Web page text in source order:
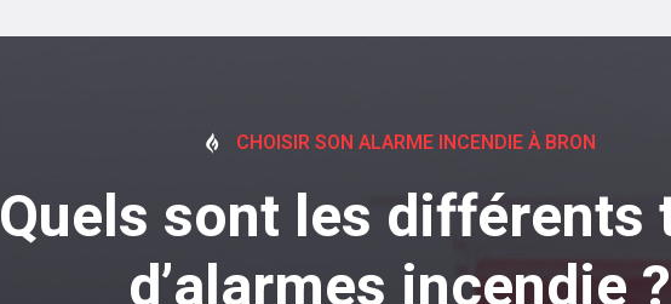
 CHOISIR SON ALARME INCENDIE À BRON
Quels sont les différents